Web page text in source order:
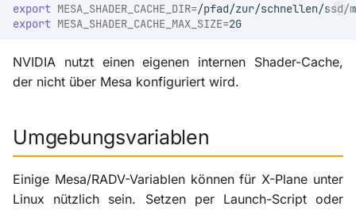
export MESA_SHADER_CACHE_DIR=
export MESA_SHADER_CACHE_MAX_SIZE=
NVIDIA nutzt einen eigenen internen Shader-Cache,
der nicht über Mesa konfiguriert wird.
Umgebungsvariablen
Einige Mesa/RADV-Variablen können für X-Plane unter
Linux nützlich sein. Setzen per Launch-Script oder